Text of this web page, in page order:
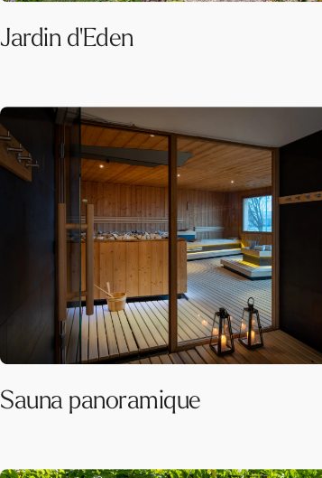
Jardin d'Eden
Sauna panoramique